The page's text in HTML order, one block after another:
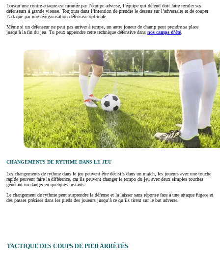
Lorsqu’une contre-attaque est montée par l’équipe adverse, l’équipe qui défend doit faire reculer ses
défenseurs à grande vitesse. Toujours dans l’intention de prendre le dessus sur l’adversaire et de couper
l’attaque par une réorganisation défensive optimale.
Même si un défenseur ne peut pas arriver à temps, un autre joueur de champ peut prendre sa place
jusqu’à la fin du jeu. Tu peux apprendre cette technique défensive dans nos camps d’été.
CHANGEMENTS DE RYTHME DANS LE JEU
Les changements de rythme dans le jeu peuvent être décisifs dans un match, les joueurs avec une touche
rapide peuvent faire la différence, car ils peuvent changer le tempo du jeu avec deux simples touches
générant un danger en quelques instants.
Le changement de rythme peut surprendre la défense et la laisser sans réponse face à une attaque fugace et
des passes précises dans les pieds des joueurs jusqu’à ce qu’ils tirent sur le but adverse.
TACTIQUE DES COUPS DE PIED ARRÊTÉS